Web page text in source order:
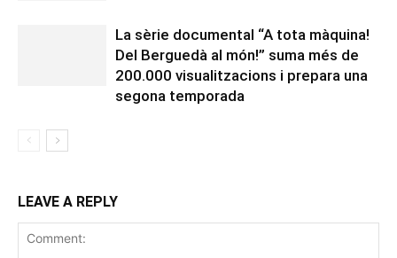
La sèrie documental “A tota màquina!
Del Berguedà al món!” suma més de
200.000 visualitzacions i prepara una
segona temporada
LEAVE A REPLY